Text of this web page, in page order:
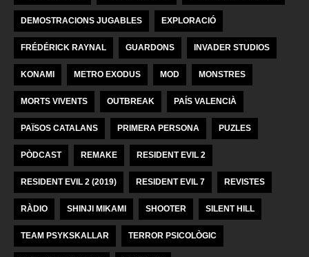
DEMOSTRACIONS JUGABLES EXPLORACIÓ
FRÉDÉRICK RAYNAL GUARDONS INVADER STUDIOS
KONAMI METRO EXODUS MOD MONSTRES
MORTS VIVENTS OUTBREAK PAÍS VALENCIÀ
PAÏSOS CATALANS PRIMERA PERSONA PUZLES
PÒDCAST REMAKE RESIDENT EVIL 2
RESIDENT EVIL 2 (2019) RESIDENT EVIL 7 REVISTES
RÀDIO SHINJI MIKAMI SHOOTER SILENT HILL
TEAM PSYKSKALLAR TERROR PSICOLÒGIC